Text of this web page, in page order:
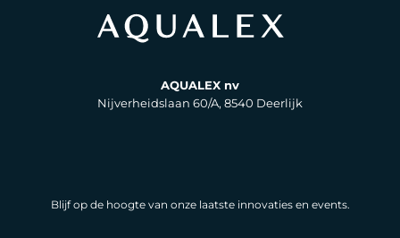
AQUALEX nv
Nijverheidslaan 60/A, 8540 Deerlijk
Blijf op de hoogte van onze laatste innovaties en events.